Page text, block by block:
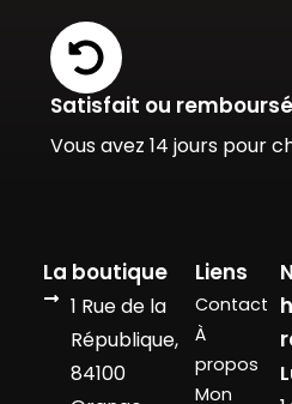
Satisfait ou remboursé
Vous avez 14 jours pour
La boutique
1 Rue de la
République,
84100
Liens
Contact
À
propos
Mon